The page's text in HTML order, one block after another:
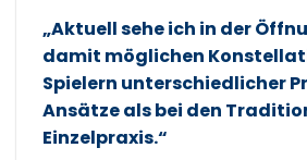
„Aktuell sehe ich in der
damit möglichen
Spielern unterschiedlicher
Ansätze als bei den
Einzelpraxis.“